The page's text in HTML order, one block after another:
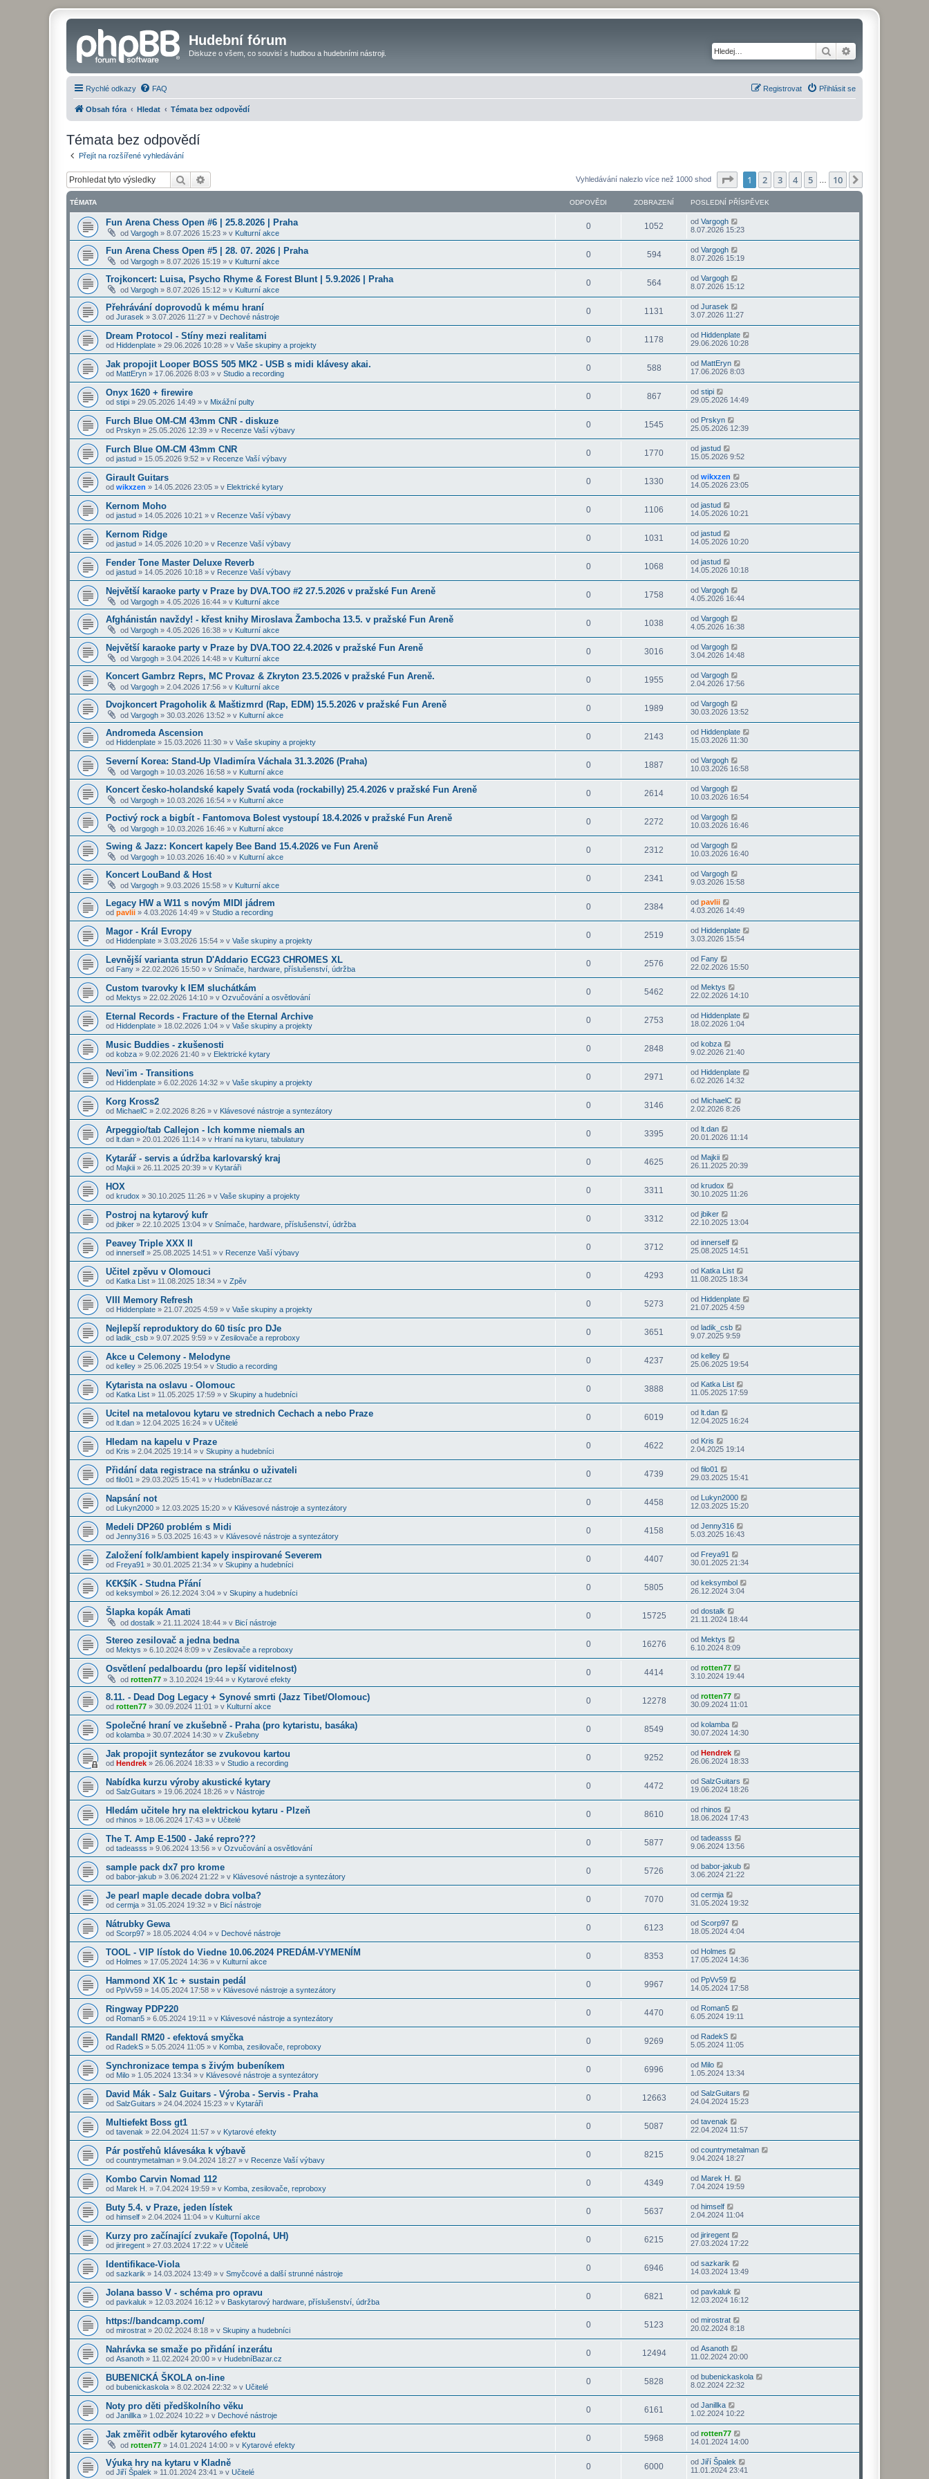
Hudební fórum
Diskuze o všem, co souvisí s hudbou a hudebními nástroji. Hledat
Rychlé odkazy FAQ Přihlásit se
Registrovat
Obsah fóra Hledat Témata bez odpovědí
Témata bez odpovědí
Přejít na rozšířené vyhledávání
Hledat Vyhledávání nalezlo více než 1000 shod Stránka z
1 2 3 4 5 10
TÉMATA ODPOVĚDI ZOBRAZENÍ POSLEDNÍ PŘÍSPĚVEK
Fun Arena Chess Open #6 | 25.8.2026 | Praha
od Vargogh » 8.07.2026 15:23 » v Kulturní akce
0 1052 od Vargogh
8.07.2026 15:23
Fun Arena Chess Open #5 | 28. 07. 2026 | Praha
od Vargogh » 8.07.2026 15:19 » v Kulturní akce
0 594 od Vargogh
8.07.2026 15:19
Trojkoncert: Luisa, Psycho Rhyme & Forest Blunt | 5.9.2026 | Praha
od Vargogh » 8.07.2026 15:12 » v Kulturní akce
0 564 od Vargogh
8.07.2026 15:12
Přehrávání doprovodů k mému hraní
od Jurasek » 3.07.2026 11:27 » v Dechové nástroje
0 1131 od Jurasek
3.07.2026 11:27
Dream Protocol - Stíny mezi realitami
od Hiddenplate » 29.06.2026 10:28 » v Vaše skupiny a projekty
0 1178 od Hiddenplate
29.06.2026 10:28
Jak propojit Looper BOSS 505 MK2 - USB s midi klávesy akai.
od MattEryn » 17.06.2026 8:03 » v Studio a recording
0 588 od MattEryn
17.06.2026 8:03
Onyx 1620 + firewire
od stipi » 29.05.2026 14:49 » v Mixážní pulty
0 867 od stipi
29.05.2026 14:49
Furch Blue OM-CM 43mm CNR - diskuze
od Prskyn » 25.05.2026 12:39 » v Recenze Vaší výbavy
0 1545 od Prskyn
25.05.2026 12:39
Furch Blue OM-CM 43mm CNR
od jastud » 15.05.2026 9:52 » v Recenze Vaší výbavy
0 1770 od jastud
15.05.2026 9:52
Girault Guitars
od wikxzen » 14.05.2026 23:05 » v Elektrické kytary
0 1330 od wikxzen
14.05.2026 23:05
Kernom Moho
od jastud » 14.05.2026 10:21 » v Recenze Vaší výbavy
0 1106 od jastud
14.05.2026 10:21
Kernom Ridge
od jastud » 14.05.2026 10:20 » v Recenze Vaší výbavy
0 1031 od jastud
14.05.2026 10:20
Fender Tone Master Deluxe Reverb
od jastud » 14.05.2026 10:18 » v Recenze Vaší výbavy
0 1068 od jastud
14.05.2026 10:18
Největší karaoke party v Praze by DVA.TOO #2 27.5.2026 v pražské Fun Areně
od Vargogh » 4.05.2026 16:44 » v Kulturní akce
0 1758 od Vargogh
4.05.2026 16:44
Afghánistán navždy! - křest knihy Miroslava Žambocha 13.5. v pražské Fun Areně
od Vargogh » 4.05.2026 16:38 » v Kulturní akce
0 1038 od Vargogh
4.05.2026 16:38
Největší karaoke party v Praze by DVA.TOO 22.4.2026 v pražské Fun Areně
od Vargogh » 3.04.2026 14:48 » v Kulturní akce
0 3016 od Vargogh
3.04.2026 14:48
Koncert Gambrz Reprs, MC Provaz & Zkryton 23.5.2026 v pražské Fun Areně.
od Vargogh » 2.04.2026 17:56 » v Kulturní akce
0 1955 od Vargogh
2.04.2026 17:56
Dvojkoncert Pragoholik & Maštizmrd (Rap, EDM) 15.5.2026 v pražské Fun Areně
od Vargogh » 30.03.2026 13:52 » v Kulturní akce
0 1989 od Vargogh
30.03.2026 13:52
Andromeda Ascension
od Hiddenplate » 15.03.2026 11:30 » v Vaše skupiny a projekty
0 2143 od Hiddenplate
15.03.2026 11:30
Severní Korea: Stand-Up Vladimíra Váchala 31.3.2026 (Praha)
od Vargogh » 10.03.2026 16:58 » v Kulturní akce
0 1887 od Vargogh
10.03.2026 16:58
Koncert česko-holandské kapely Svatá voda (rockabilly) 25.4.2026 v pražské Fun Areně
od Vargogh » 10.03.2026 16:54 » v Kulturní akce
0 2614 od Vargogh
10.03.2026 16:54
Poctivý rock a bigbít - Fantomova Bolest vystoupí 18.4.2026 v pražské Fun Areně
od Vargogh » 10.03.2026 16:46 » v Kulturní akce
0 2272 od Vargogh
10.03.2026 16:46
Swing & Jazz: Koncert kapely Bee Band 15.4.2026 ve Fun Areně
od Vargogh » 10.03.2026 16:40 » v Kulturní akce
0 2312 od Vargogh
10.03.2026 16:40
Koncert LouBand & Host
od Vargogh » 9.03.2026 15:58 » v Kulturní akce
0 2341 od Vargogh
9.03.2026 15:58
Legacy HW a W11 s novým MIDI jádrem
od pavlii » 4.03.2026 14:49 » v Studio a recording
0 2384 od pavlii
4.03.2026 14:49
Magor - Král Evropy
od Hiddenplate » 3.03.2026 15:54 » v Vaše skupiny a projekty
0 2519 od Hiddenplate
3.03.2026 15:54
Levnější varianta strun D'Addario ECG23 CHROMES XL
od Fany » 22.02.2026 15:50 » v Snímače, hardware, příslušenství, údržba
0 2576 od Fany
22.02.2026 15:50
Custom tvarovky k IEM sluchátkám
od Mektys » 22.02.2026 14:10 » v Ozvučování a osvětlování
0 5462 od Mektys
22.02.2026 14:10
Eternal Records - Fracture of the Eternal Archive
od Hiddenplate » 18.02.2026 1:04 » v Vaše skupiny a projekty
0 2753 od Hiddenplate
18.02.2026 1:04
Music Buddies - zkušenosti
od kobza » 9.02.2026 21:40 » v Elektrické kytary
0 2848 od kobza
9.02.2026 21:40
Nevi'im - Transitions
od Hiddenplate » 6.02.2026 14:32 » v Vaše skupiny a projekty
0 2971 od Hiddenplate
6.02.2026 14:32
Korg Kross2
od MichaelC » 2.02.2026 8:26 » v Klávesové nástroje a syntezátory
0 3146 od MichaelC
2.02.2026 8:26
Arpeggio/tab Callejon - Ich komme niemals an
od lt.dan » 20.01.2026 11:14 » v Hraní na kytaru, tabulatury
0 3395 od lt.dan
20.01.2026 11:14
Kytarář - servis a údržba karlovarský kraj
od Majkii » 26.11.2025 20:39 » v Kytaráři
0 4625 od Majkii
26.11.2025 20:39
HOX
od krudox » 30.10.2025 11:26 » v Vaše skupiny a projekty
0 3311 od krudox
30.10.2025 11:26
Postroj na kytarový kufr
od jbiker » 22.10.2025 13:04 » v Snímače, hardware, příslušenství, údržba
0 3312 od jbiker
22.10.2025 13:04
Peavey Triple XXX II
od innerself » 25.08.2025 14:51 » v Recenze Vaší výbavy
0 3712 od innerself
25.08.2025 14:51
Učitel zpěvu v Olomouci
od Katka List » 11.08.2025 18:34 » v Zpěv
0 4293 od Katka List
11.08.2025 18:34
VIII Memory Refresh
od Hiddenplate » 21.07.2025 4:59 » v Vaše skupiny a projekty
0 5273 od Hiddenplate
21.07.2025 4:59
Nejlepší reproduktory do 60 tisíc pro DJe
od ladik_csb » 9.07.2025 9:59 » v Zesilovače a reproboxy
0 3651 od ladik_csb
9.07.2025 9:59
Akce u Celemony - Melodyne
od kelley » 25.06.2025 19:54 » v Studio a recording
0 4237 od kelley
25.06.2025 19:54
Kytarista na oslavu - Olomouc
od Katka List » 11.05.2025 17:59 » v Skupiny a hudebníci
0 3888 od Katka List
11.05.2025 17:59
Ucitel na metalovou kytaru ve strednich Cechach a nebo Praze
od lt.dan » 12.04.2025 16:24 » v Učitelé
0 6019 od lt.dan
12.04.2025 16:24
Hledam na kapelu v Praze
od Kris » 2.04.2025 19:14 » v Skupiny a hudebníci
0 4622 od Kris
2.04.2025 19:14
Přidání data registrace na stránku o uživateli
od filo01 » 29.03.2025 15:41 » v HudebníBazar.cz
0 4739 od filo01
29.03.2025 15:41
Napsání not
od Lukyn2000 » 12.03.2025 15:20 » v Klávesové nástroje a syntezátory
0 4458 od Lukyn2000
12.03.2025 15:20
Medeli DP260 problém s Midi
od Jenny316 » 5.03.2025 16:43 » v Klávesové nástroje a syntezátory
0 4158 od Jenny316
5.03.2025 16:43
Založení folk/ambient kapely inspirované Severem
od Freya91 » 30.01.2025 21:34 » v Skupiny a hudebníci
0 4407 od Freya91
30.01.2025 21:34
K€K$íK - Studna Přání
od keksymbol » 26.12.2024 3:04 » v Skupiny a hudebníci
0 5805 od keksymbol
26.12.2024 3:04
Šlapka kopák Amati
od dostalk » 21.11.2024 18:44 » v Bicí nástroje
0 15725 od dostalk
21.11.2024 18:44
Stereo zesilovač a jedna bedna
od Mektys » 6.10.2024 8:09 » v Zesilovače a reproboxy
0 16276 od Mektys
6.10.2024 8:09
Osvětlení pedalboardu (pro lepší viditelnost)
od rotten77 » 3.10.2024 19:44 » v Kytarové efekty
0 4414 od rotten77
3.10.2024 19:44
8.11. - Dead Dog Legacy + Synové smrti (Jazz Tibet/Olomouc)
od rotten77 » 30.09.2024 11:01 » v Kulturní akce
0 12278 od rotten77
30.09.2024 11:01
Společné hraní ve zkušebně - Praha (pro kytaristu, basáka)
od kolamba » 30.07.2024 14:30 » v Zkušebny
0 8549 od kolamba
30.07.2024 14:30
Jak propojit syntezátor se zvukovou kartou
od Hendrek » 26.06.2024 18:33 » v Studio a recording
0 9252 od Hendrek
26.06.2024 18:33
Nabídka kurzu výroby akustické kytary
od SalzGuitars » 19.06.2024 18:26 » v Nástroje
0 4472 od SalzGuitars
19.06.2024 18:26
Hledám učitele hry na elektrickou kytaru - Plzeň
od rhinos » 18.06.2024 17:43 » v Učitelé
0 8610 od rhinos
18.06.2024 17:43
The T. Amp E-1500 - Jaké repro???
od tadeasss » 9.06.2024 13:56 » v Ozvučování a osvětlování
0 5877 od tadeasss
9.06.2024 13:56
sample pack dx7 pro krome
od babor-jakub » 3.06.2024 21:22 » v Klávesové nástroje a syntezátory
0 5726 od babor-jakub
3.06.2024 21:22
Je pearl maple decade dobra volba?
od cermja » 31.05.2024 19:32 » v Bicí nástroje
0 7070 od cermja
31.05.2024 19:32
Nátrubky Gewa
od Scorp97 » 18.05.2024 4:04 » v Dechové nástroje
0 6123 od Scorp97
18.05.2024 4:04
TOOL - VIP lístok do Viedne 10.06.2024 PREDÁM-VYMENÍM
od Holmes » 17.05.2024 14:36 » v Kulturní akce
0 8353 od Holmes
17.05.2024 14:36
Hammond XK 1c + sustain pedál
od PpVv59 » 14.05.2024 17:58 » v Klávesové nástroje a syntezátory
0 9967 od PpVv59
14.05.2024 17:58
Ringway PDP220
od Roman5 » 6.05.2024 19:11 » v Klávesové nástroje a syntezátory
0 4470 od Roman5
6.05.2024 19:11
Randall RM20 - efektová smyčka
od RadekS » 5.05.2024 11:05 » v Komba, zesilovače, reproboxy
0 9269 od RadekS
5.05.2024 11:05
Synchronizace tempa s živým bubeníkem
od Milo » 1.05.2024 13:34 » v Klávesové nástroje a syntezátory
0 6996 od Milo
1.05.2024 13:34
David Mák - Salz Guitars - Výroba - Servis - Praha
od SalzGuitars » 24.04.2024 15:23 » v Kytaráři
0 12663 od SalzGuitars
24.04.2024 15:23
Multiefekt Boss gt1
od tavenak » 22.04.2024 11:57 » v Kytarové efekty
0 5087 od tavenak
22.04.2024 11:57
Pár postřehů klávesáka k výbavě
od countrymetalman » 9.04.2024 18:27 » v Recenze Vaší výbavy
0 8215 od countrymetalman
9.04.2024 18:27
Kombo Carvin Nomad 112
od Marek H. » 7.04.2024 19:59 » v Komba, zesilovače, reproboxy
0 4349 od Marek H.
7.04.2024 19:59
Buty 5.4. v Praze, jeden lístek
od himself » 2.04.2024 11:04 » v Kulturní akce
0 5637 od himself
2.04.2024 11:04
Kurzy pro začínající zvukaře (Topolná, UH)
od jiriregent » 27.03.2024 17:22 » v Učitelé
0 6215 od jiriregent
27.03.2024 17:22
Identifikace-Viola
od sazkarik » 14.03.2024 13:49 » v Smyčcové a další strunné nástroje
0 6946 od sazkarik
14.03.2024 13:49
Jolana basso V - schéma pro opravu
od pavkaluk » 12.03.2024 16:12 » v Baskytarový hardware, příslušenství, údržba
0 6821 od pavkaluk
12.03.2024 16:12
https://bandcamp.com/
od mirostrat » 20.02.2024 8:18 » v Skupiny a hudebníci
0 5123 od mirostrat
20.02.2024 8:18
Nahrávka se smaže po přidání inzerátu
od Asanoth » 11.02.2024 20:00 » v HudebníBazar.cz
0 12494 od Asanoth
11.02.2024 20:00
BUBENICKÁ ŠKOLA on-line
od bubenickaskola » 8.02.2024 22:32 » v Učitelé
0 5828 od bubenickaskola
8.02.2024 22:32
Noty pro děti předškolního věku
od Janillka » 1.02.2024 10:22 » v Dechové nástroje
0 6161 od Janillka
1.02.2024 10:22
Jak změřit odběr kytarového efektu
od rotten77 » 14.01.2024 14:00 » v Kytarové efekty
0 5968 od rotten77
14.01.2024 14:00
Výuka hry na kytaru v Kladně
od Jiří Špalek » 11.01.2024 23:41 » v Učitelé
0 6000 od Jiří Špalek
11.01.2024 23:41